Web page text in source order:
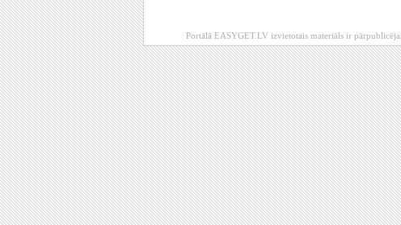
Portālā EASYGET.LV izvietotais materiāls ir